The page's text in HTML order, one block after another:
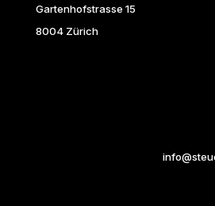
Gartenhofstrasse 15
8004 Zürich